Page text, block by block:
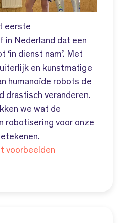
eerste
in Nederland dat een
‘in dienst nam’. Met
en kunstmatige
humanoïde robots de
drastisch veranderen.
we wat de
robotisering voor onze
voorbeelden